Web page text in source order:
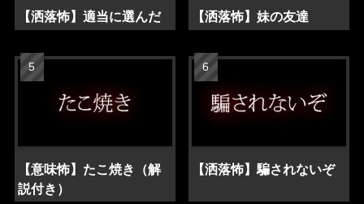
【洒落怖】適当に選んだ 【洒落怖】妹の友達
【意味怖】たこ焼き（解
説付き）
【洒落怖】騙されないぞ